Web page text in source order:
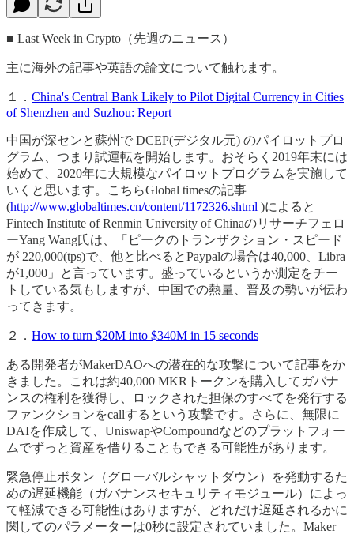
■ Last Week in Crypto（先週のニュース）
主に海外の記事や英語の論文について触れます。
１． China's Central Bank Likely to Pilot Digital Currency in Cities
of Shenzhen and Suzhou: Report
中国が深センと蘇州で DCEP(デジタル元) のパイロットプロ
グラム、つまり試運転を開始します。おそらく2019年末には
始めて、2020年に大規模なパイロットプログラムを実施して
いくと思います。こちらGlobal timesの記事
(http://www.globaltimes.cn/content/1172326.shtml )によると
Fintech Institute of Renmin University of Chinaのリサーチフェロ
ーYang Wang氏は、「ピークのトランザクション・スピード
が 220,000(tps)で、他と比べるとPaypalの場合は40,000、Libra
が1,000」と言っています。盛っているというか測定をチー
トしている気もしますが、中国での熱量、普及の勢いが伝わ
ってきます。
２． How to turn $20M into $340M in 15 seconds
ある開発者がMakerDAOへの潜在的な攻撃について記事をか
きました。これは約40,000 MKRトークンを購入してガバナ
ンスの権利を獲得し、ロックされた担保のすべてを発行する
ファンクションをcallするという攻撃です。さらに、無限に
DAIを作成して、UniswapやCompoundなどのプラットフォー
ムでずっと資産を借りることもできる可能性があります。
緊急停止ボタン（グローバルシャットダウン）を発動するた
めの遅延機能（ガバナンスセキュリティモジュール）によっ
て軽減できる可能性はありますが、どれだけ遅延されるかに
関してのパラメーターは0秒に設定されていました。Maker